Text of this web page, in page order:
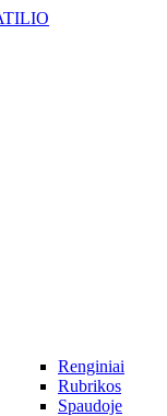
Renginiai
Rubrikos
Spaudoje